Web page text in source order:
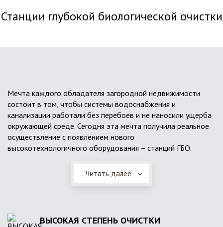
Станции глубокой биологической очистки
Мечта каждого обладателя загородной недвижимости
состоит в том, чтобы системы водоснабжения и
канализации работали без перебоев и не наносили ущерба
окружающей среде. Сегодня эта мечта получила реальное
осуществление с появлением нового
высокотехнологичного оборудования – станций ГБО.
Читать далее
ВЫСОКАЯ СТЕПЕНЬ ОЧИСТКИ